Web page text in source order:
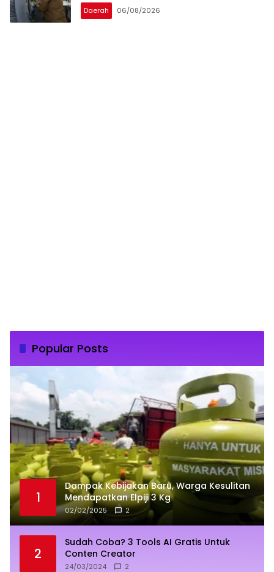
Daerah 06/08/2026
Popular Posts
1
Dampak Kebijakan Baru, Warga Kesulitan
Mendapatkan Elpiji 3 Kg
02/02/2025 2
2
Sudah Coba? 3 Tools AI Gratis Untuk
Conten Creator
24/03/2024 2